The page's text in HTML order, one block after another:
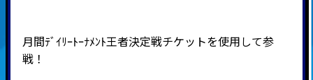
月間ﾃﾞｲﾘｰﾄｰﾅﾒﾝﾄ王者決定戦チケットを使用して参
戦！